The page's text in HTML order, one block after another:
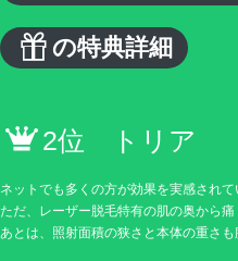
の特典詳細
2位 トリア
ネットでも多くの方が効果を実感されて
ただ、レーザー脱毛特有の肌の奥から
あとは、照射面積の狭さと本体の重さも